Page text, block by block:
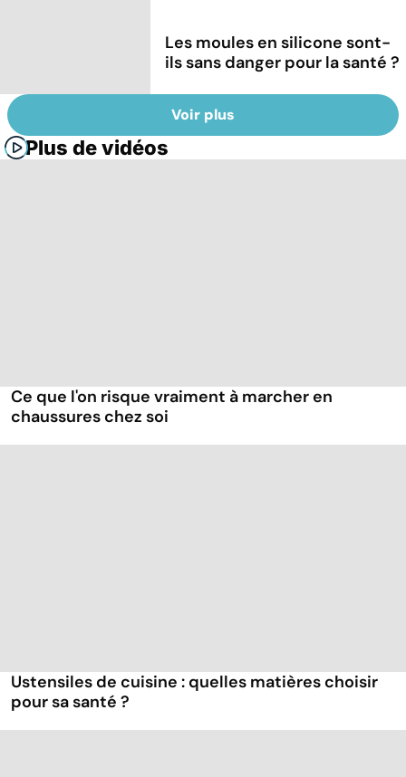
Les moules en silicone sont-
ils sans danger pour la santé ?
Voir plus
Plus de vidéos
Ce que l'on risque vraiment à marcher en
chaussures chez soi
Ustensiles de cuisine : quelles matières choisir
pour sa santé ?